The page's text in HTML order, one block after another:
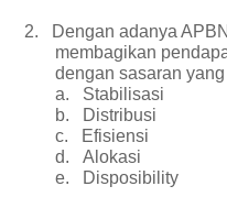
2.
Dengan adanya
membagikan
dengan sasaran
a.
Stabilisasi
b.
Distribusi
c.
Efisiensi
d.
Alokasi
e.
Disposibility